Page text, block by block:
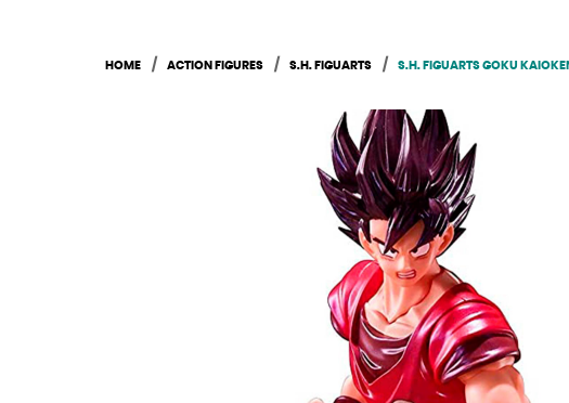
HOME ACTION FIGURES S.H. FIGUARTS S.H. FIGUARTS GOKU